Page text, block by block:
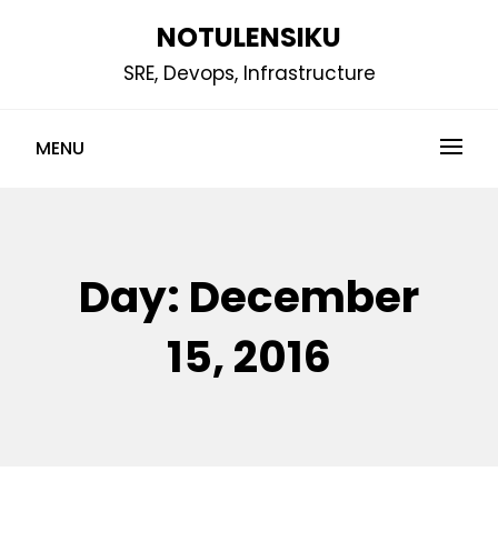
NOTULENSIKU
SRE, Devops, Infrastructure
MENU
Day: December
15, 2016